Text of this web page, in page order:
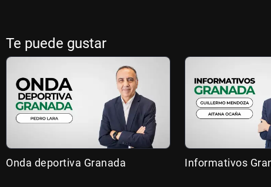
Te puede gustar
Onda deportiva Granada Informativos